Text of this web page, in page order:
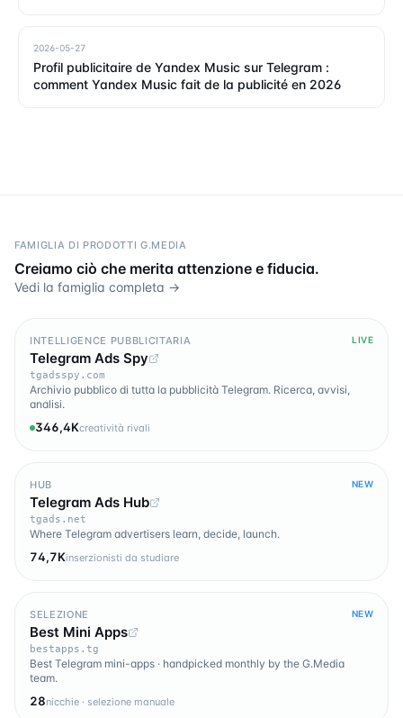
2026-05-27
Profil publicitaire de Yandex Music sur Telegram :
comment Yandex Music fait de la publicité en 2026
FAMIGLIA DI PRODOTTI G.MEDIA
Creiamo ciò che merita attenzione e fiducia.
Vedi la famiglia completa →
INTELLIGENCE PUBBLICITARIA LIVE
Telegram Ads Spy
tgadsspy.com
Archivio pubblico di tutta la pubblicità Telegram. Ricerca, avvisi,
analisi.
346,4Kcreatività rivali
HUB NEW
Telegram Ads Hub
tgads.net
Where Telegram advertisers learn, decide, launch.
74,7Kinserzionisti da studiare
SELEZIONE NEW
Best Mini Apps
bestapps.tg
Best Telegram mini-apps · handpicked monthly by the G.Media
team.
28nicchie · selezione manuale